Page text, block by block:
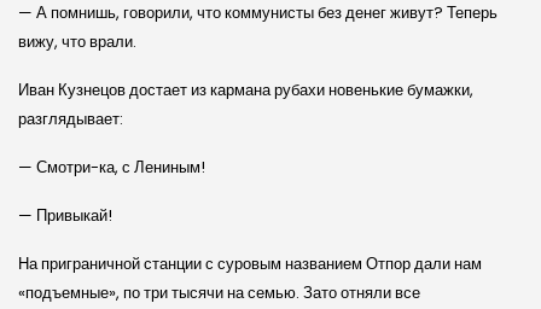
— А помнишь, говорили, что коммунисты без денег живут? Теперь
вижу, что врали.
Иван Кузнецов достает из кармана рубахи новенькие бумажки,
разглядывает:
— Смотри-ка, с Лениным!
— Привыкай!
На приграничной станции с суровым названием Отпор дали нам
«подъемные», по три тысячи на семью. Зато отняли все